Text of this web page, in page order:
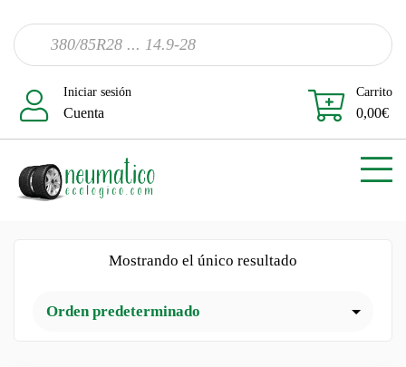
Iniciar sesión
Cuenta
Carrito
0,00€
Mostrando el único resultado